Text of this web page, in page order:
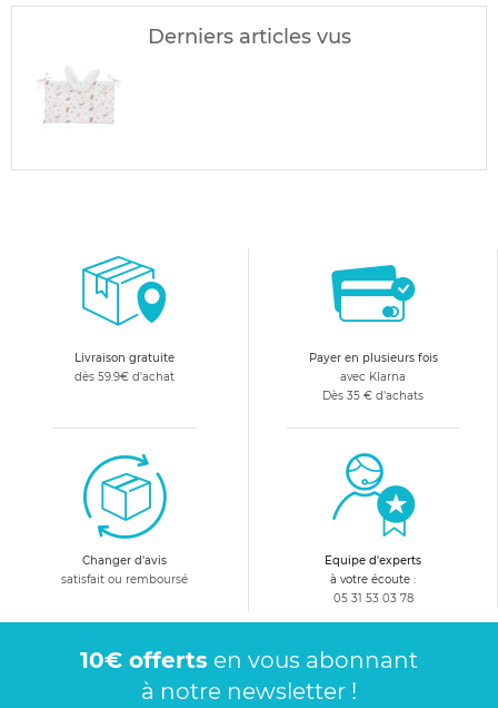
Derniers articles vus
Livraison gratuite
dès 59.9€ d'achat
Payer en plusieurs fois
avec Klarna
Dès 35 € d'achats
Changer d'avis
satisfait ou remboursé
Equipe d'experts
à votre écoute :
05 31 53 03 78
10€ offerts en vous abonnant
à notre newsletter !